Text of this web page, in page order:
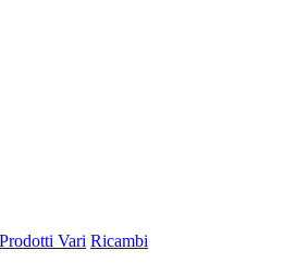
Prodotti Vari Ricambi